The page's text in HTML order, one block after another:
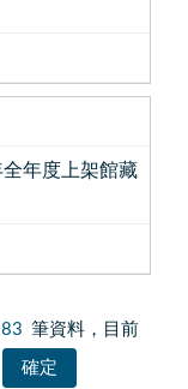
年度上架館藏
83 筆資料，目前